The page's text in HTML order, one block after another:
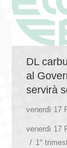
DL
al
servirà
venerdì 17
venerdì 17
1°